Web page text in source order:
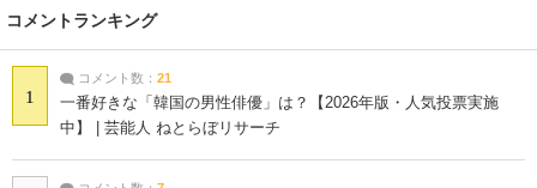
コメントランキング
1
コメント数： 21
一番好きな「韓国の男性俳優」は？【2026年版・人気投票実施
中】 | 芸能人 ねとらぼリサーチ